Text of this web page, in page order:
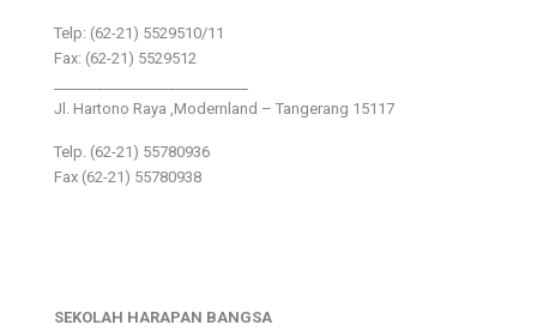
Telp: (62-21) 5529510/11
Fax: (62-21) 5529512
Jl. Hartono Raya ,Modernland – Tangerang 15117
Telp. (62-21) 55780936
Fax (62-21) 55780938
SEKOLAH HARAPAN BANGSA